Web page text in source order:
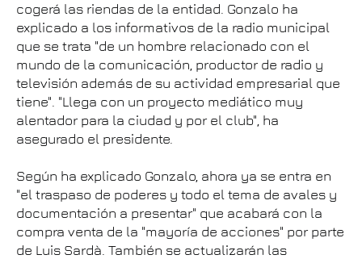
cogerá las riendas de la entidad. Gonzalo ha
explicado a los informativos de la radio municipal
que se trata "de un hombre relacionado con el
mundo de la comunicación, productor de radio y
televisión además de su actividad empresarial que
tiene". "Llega con un proyecto mediático muy
alentador para la ciudad y por el club", ha
asegurado el presidente.
Según ha explicado Gonzalo, ahora ya se entra en
"el traspaso de poderes y todo el tema de avales y
documentación a presentar" que acabará con la
compra venta de la "mayoría de acciones" por parte
de Luis Sardà. También se actualizarán las